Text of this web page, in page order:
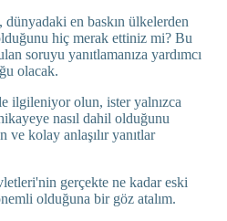
en baskın ülkelerden
hiç merak ettiniz mi? Bu
soruyu yanıtlamanıza yardımcı
olacak.
ilgileniyor olun, ister yalnızca
nasıl dahil olduğunu
kolay anlaşılır yanıtlar
gerçekte ne kadar eski
olduğuna bir göz atalım.